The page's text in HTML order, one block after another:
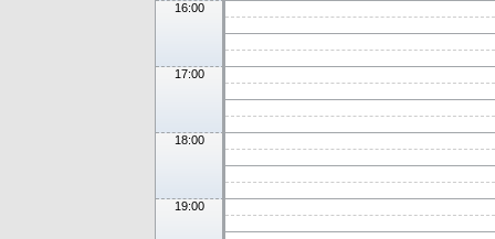
16:00
17:00
18:00
19:00